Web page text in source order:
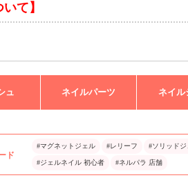
て】
し上げます｡
ュ ネイルパーツ ネイル
ド
#マグネットジェル #レリーフ #ソリッドジ
#ジェルネイル 初心者 #ネルパラ 店舗